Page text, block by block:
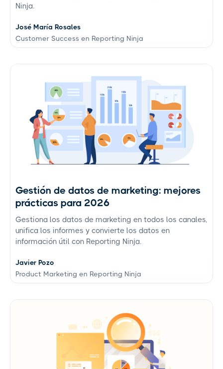
Ninja.
José María Rosales
Customer Success en Reporting Ninja
Gestión de datos de marketing: mejores
prácticas para 2026
Gestiona los datos de marketing en todos los canales,
unifica los informes y convierte los datos en
información útil con Reporting Ninja.
Javier Pozo
Product Marketing en Reporting Ninja